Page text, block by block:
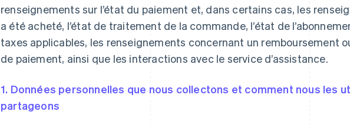
renseignements sur l’état du paiement et, dans certains cas, les
a été acheté, l’état de traitement de la commande, l’état de
taxes applicables, les renseignements concernant un remboursement
de paiement, ainsi que les interactions avec le service d’assistance.
1. Données personnelles que nous collectons et comment nous les
partageons